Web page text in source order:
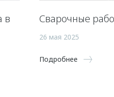
в
Сварочные
26 мая 2025
Подробнее